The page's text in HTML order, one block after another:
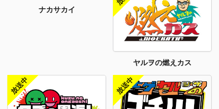
ナカサカイ
ヤルヲの燃えカス